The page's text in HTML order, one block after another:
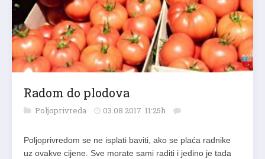
Radom do plodova
Poljoprivreda 03.08.2017. 11:25h
Poljoprivredom se ne isplati baviti, ako se plaća radnike
uz ovakve cijene. Sve morate sami raditi i jedino je tada